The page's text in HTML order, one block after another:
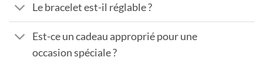
Le bracelet est-il réglable ?
Est-ce un cadeau approprié pour une
occasion spéciale ?